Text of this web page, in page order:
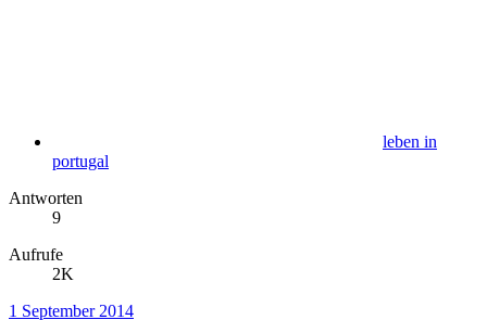
leben in
portugal
Antworten
9
Aufrufe
2K
1 September 2014